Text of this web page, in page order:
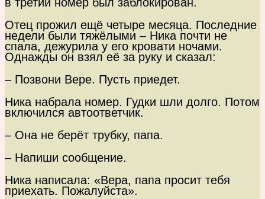
Отец прожил ещё четыре месяца. Последние
недели были тяжёлыми – Ника почти не
спала, дежурила у его кровати ночами.
Однажды он взял её за руку и сказал:
– Позвони Вере. Пусть приедет.
Ника набрала номер. Гудки шли долго. Потом
включился автоответчик.
– Она не берёт трубку, папа.
– Напиши сообщение.
Ника написала: «Вера, папа просит тебя
приехать. Пожалуйста».